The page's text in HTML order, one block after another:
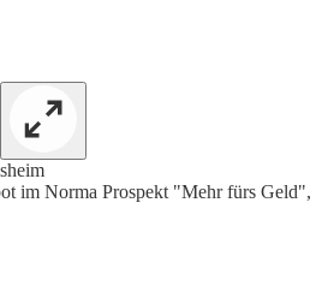
im Norma Prospekt "Mehr fürs Geld",